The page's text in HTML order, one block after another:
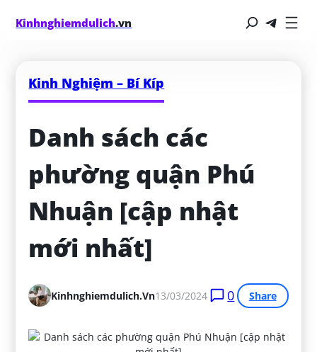
Kinhnghiemdulich.vn
Kinh Nghiệm – Bí Kíp
Danh sách các
phường quận Phú
Nhuận [cập nhật
mới nhất]
Kinhnghiemdulich.vn13/03/2024 0 Share